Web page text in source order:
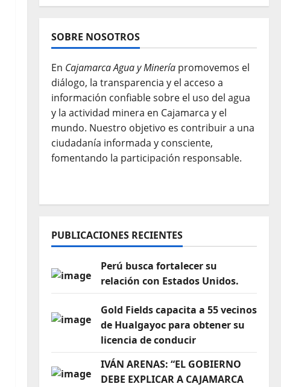
SOBRE NOSOTROS
En Cajamarca Agua y Mineríapromovemos el
diálogo, la transparencia y el acceso a
información confiable sobre el uso del agua
y la actividad minera en Cajamarca y el
mundo. Nuestro objetivo es contribuir a una
ciudadanía informada y consciente,
fomentando la participación responsable.
PUBLICACIONES RECIENTES
Perú busca fortalecer su
relación con Estados Unidos.
Gold Fields capacita a 55 vecinos
de Hualgayoc para obtener su
licencia de conducir
IVÁN ARENAS: “EL GOBIERNO
DEBE EXPLICAR A CAJAMARCA